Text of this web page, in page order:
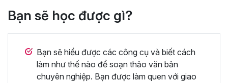
Bạn sẽ học được gì?
Bạn sẽ hiểu được các công cụ và biết cách
làm như thế nào để soạn thảo văn bản
chuyên nghiệp. Bạn được làm quen với giao